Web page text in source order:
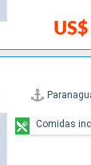
Comidas